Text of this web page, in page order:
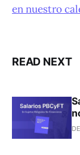
en nuestro
READ NEXT